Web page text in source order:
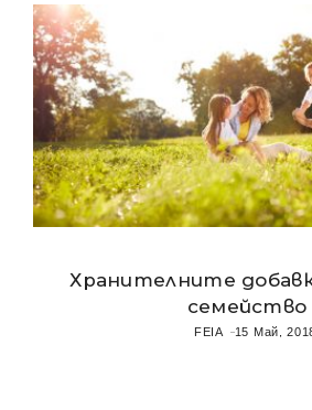
Хранителните
семейство
FEIA 15 Май,